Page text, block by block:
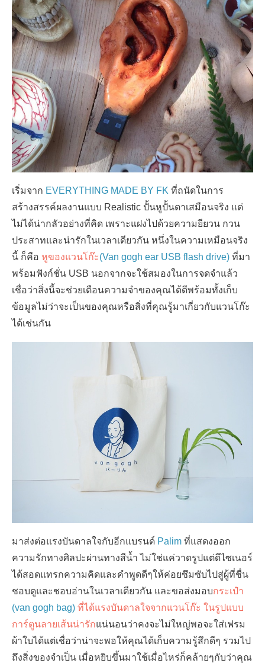
เริ่มจาก EVERYTHING MADE BY FK ที่ถนัดในการ
สร้างสรรค์ผลงานแบบ Realistic ปั้นหูปั้นตาเสมือนจริง แต่
ไม่ได้น่ากลัวอย่างที่คิด เพราะแฝงไปด้วยความยียวน กวน
ประสาทและน่ารักในเวลาเดียวกัน หนึ่งในความเหมือนจริง
นี้ ก็คือ หูของแวนโก๊ะ(Van gogh ear USB flash drive) ที่มา
พร้อมฟังก์ชั่น USB นอกจากจะใช้สมองในการจดจำแล้ว
เชื่อว่าสิ่งนี้จะช่วยเตือนความจำของคุณได้ดีพร้อมทั้งเก็บ
ข้อมูลไม่ว่าจะเป็นของคุณหรือสิ่งที่คุณรู้มาเกี่ยวกับแวนโก๊ะ
ได้เช่นกัน
มาส่งต่อแรงบันดาลใจกับอีกแบรนด์ Palim ที่แสดงออก
ความรักทางศิลปะผ่านทางสีน้ำ ไม่ใช่แค่วาดรูปแต่ดีไซเนอร์
ได้สอดแทรกความคิดและคำพูดดีๆให้ค่อยซึมซับไปสู่ผู้ที่ชื่น
ชอบดูและชอบอ่านในเวลาเดียวกัน และขอส่งมอบกระเป๋า
(van gogh bag) ที่ได้แรงบันดาลใจจากแวนโก๊ะ ในรูปแบบ
การ์ตูนลายเส้นน่ารักแน่นอนว่าคงจะไม่ใหญ่พอจะใส่เฟรม
ผ้าใบได้แต่เชื่อว่าน่าจะพอให้คุณได้เก็บความรู้สึกดีๆ รวมไป
ถึงสิ่งของจำเป็น เมื่อหยิบขึ้นมาใช้เมื่อไหร่ก็คล้ายๆกับว่าคุณ